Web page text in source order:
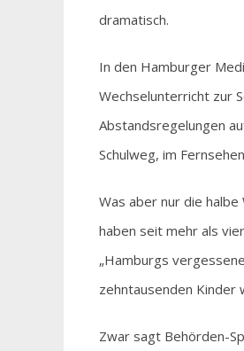
dramatisch.
In den Hamburger
Wechselunterricht zur
Abstandsregelungen
Schulweg, im
Was aber nur die
haben seit mehr als
„Hamburgs
zehntausenden Kinder
Zwar sagt Behörden-